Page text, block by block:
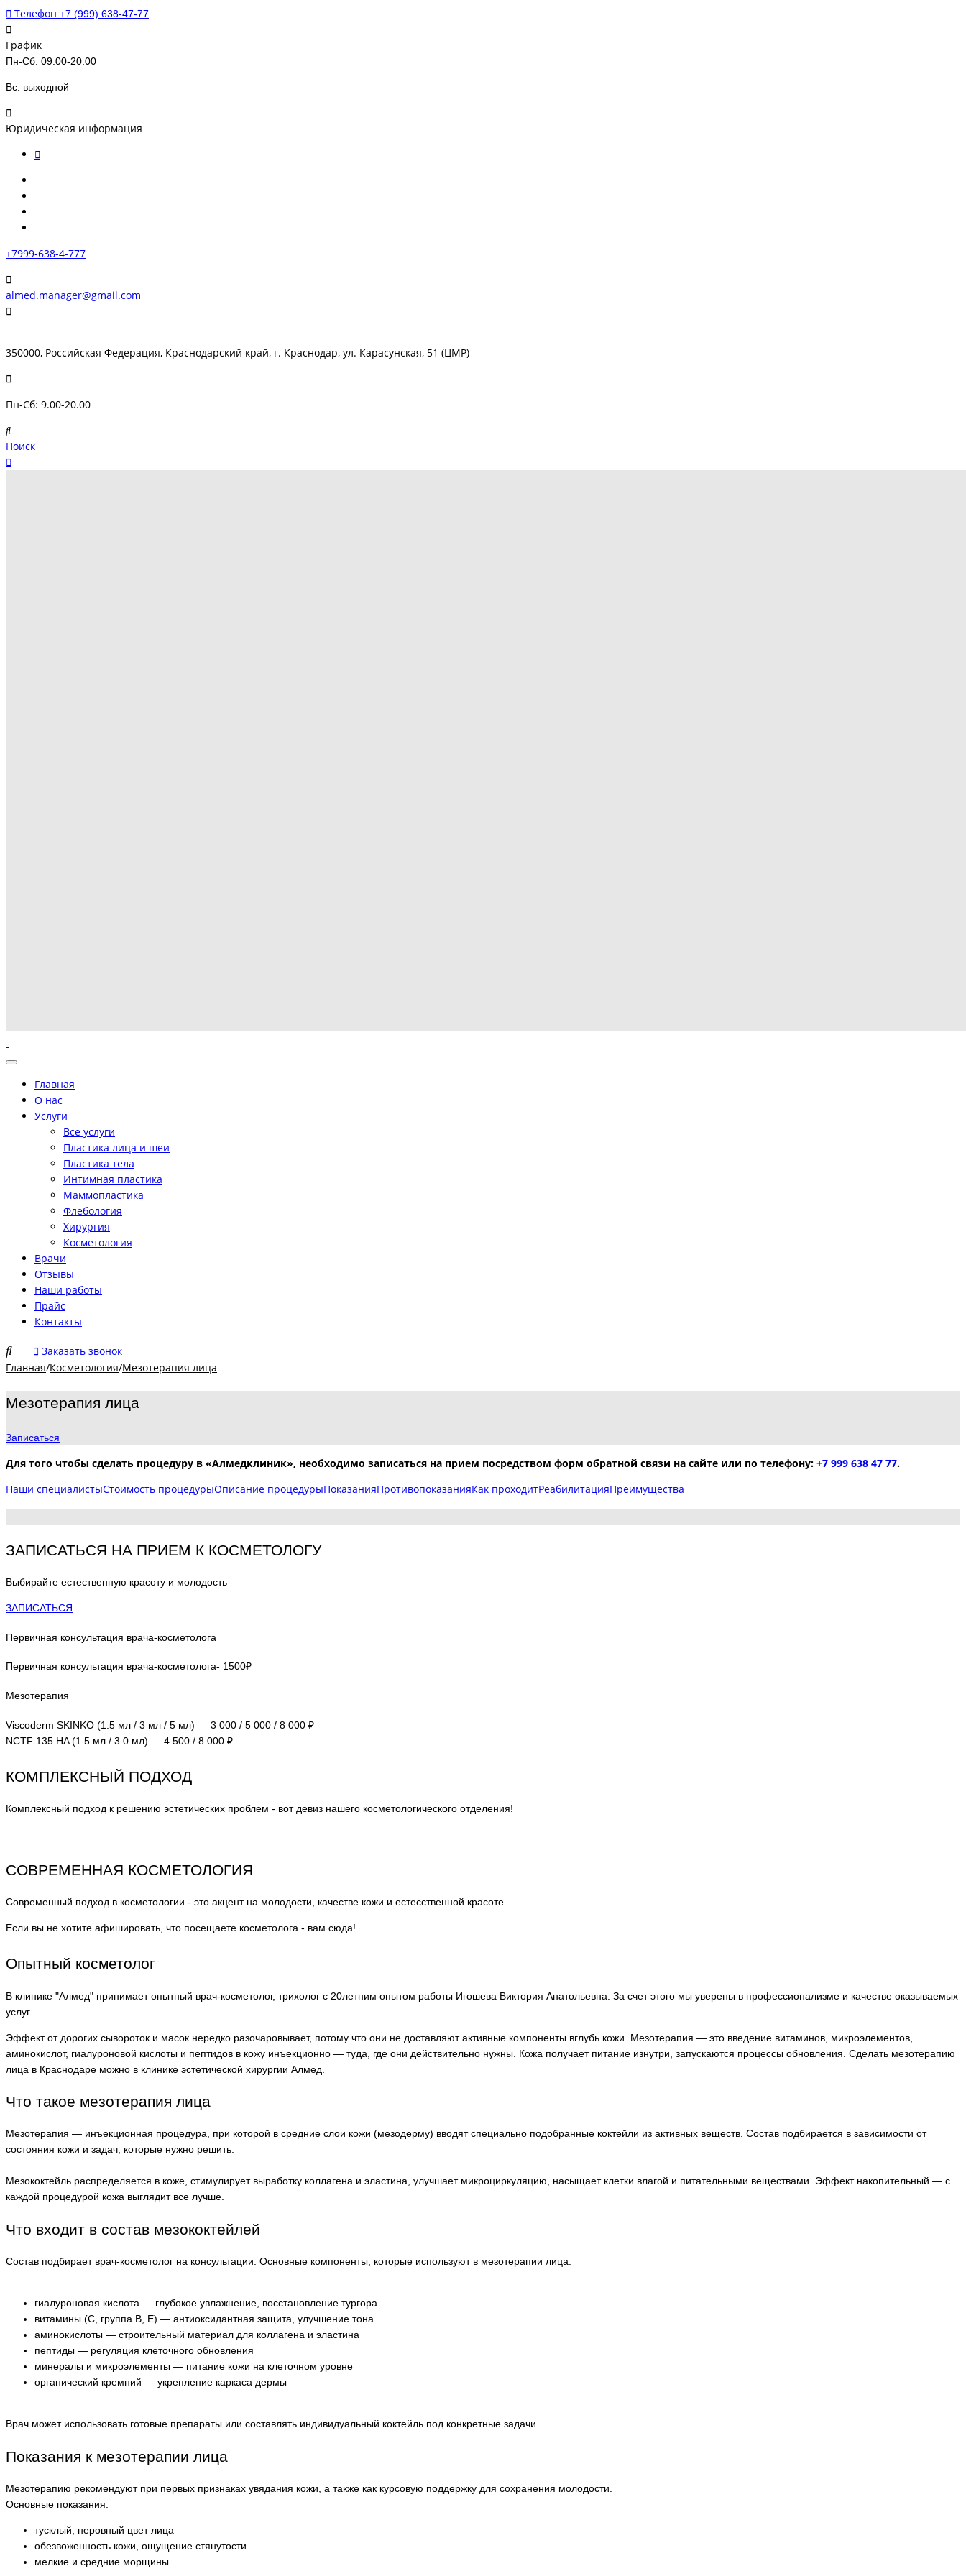
Телефон +7 (999) 638-47-77
График
Пн-Сб: 09:00-20:00
Вс: выходной
Юридическая информация
+7999-638-4-777
almed.manager@gmail.com
350000, Российская Федерация, Краснодарский край, г. Краснодар, ул. Карасунская, 51 (ЦМР)
Пн-Сб: 9.00-20.00
Поиск
Главная
О нас
Услуги
Все услуги
Пластика лица и шеи
Пластика тела
Интимная пластика
Маммопластика
Флебология
Хирургия
Косметология
Врачи
Отзывы
Наши работы
Прайс
Контакты
Заказать звонок
Главная/Косметология/Мезотерапия лица
Мезотерапия лица
Записаться
Для того чтобы сделать процедуру в «Алмедклиник», необходимо записаться на прием посредством форм обратной связи на сайте или по телефону: +7 999 638 47 77.
Наши специалистыСтоимость процедурыОписание процедурыПоказанияПротивопоказанияКак проходитРеабилитацияПреимущества
ЗАПИСАТЬСЯ НА ПРИЕМ К КОСМЕТОЛОГУ
Выбирайте естественную красоту и молодость
ЗАПИСАТЬСЯ
Первичная консультация врача-косметолога
Первичная консультация врача-косметолога- 1500₽
Мезотерапия
Viscoderm SKINKO (1.5 мл / 3 мл / 5 мл) — 3 000 / 5 000 / 8 000 ₽
NCTF 135 HA (1.5 мл / 3.0 мл) — 4 500 / 8 000 ₽
КОМПЛЕКСНЫЙ ПОДХОД
Комплексный подход к решению эстетических проблем - вот девиз нашего косметологического отделения!
СОВРЕМЕННАЯ КОСМЕТОЛОГИЯ
Современный подход в косметологии - это акцент на молодости, качестве кожи и естесственной красоте.
Если вы не хотите афишировать, что посещаете косметолога - вам сюда!
Опытный косметолог
В клинике "Алмед" принимает опытный врач-косметолог, трихолог с 20летним опытом работы Игошева Виктория Анатольевна. За счет этого мы уверены в профессионализме и качестве оказываемых
услуг.
Эффект от дорогих сывороток и масок нередко разочаровывает, потому что они не доставляют активные компоненты вглубь кожи. Мезотерапия — это введение витаминов, микроэлементов,
аминокислот, гиалуроновой кислоты и пептидов в кожу инъекционно — туда, где они действительно нужны. Кожа получает питание изнутри, запускаются процессы обновления. Сделать мезотерапию
лица в Краснодаре можно в клинике эстетической хирургии Алмед.
Что такое мезотерапия лица
Мезотерапия — инъекционная процедура, при которой в средние слои кожи (мезодерму) вводят специально подобранные коктейли из активных веществ. Состав подбирается в зависимости от
состояния кожи и задач, которые нужно решить.
Мезококтейль распределяется в коже, стимулирует выработку коллагена и эластина, улучшает микроциркуляцию, насыщает клетки влагой и питательными веществами. Эффект накопительный — с
каждой процедурой кожа выглядит все лучше.
Что входит в состав мезококтейлей
Состав подбирает врач-косметолог на консультации. Основные компоненты, которые используют в мезотерапии лица:
гиалуроновая кислота — глубокое увлажнение, восстановление тургора
витамины (С, группа В, Е) — антиоксидантная защита, улучшение тона
аминокислоты — строительный материал для коллагена и эластина
пептиды — регуляция клеточного обновления
минералы и микроэлементы — питание кожи на клеточном уровне
органический кремний — укрепление каркаса дермы
Врач может использовать готовые препараты или составлять индивидуальный коктейль под конкретные задачи.
Показания к мезотерапии лица
Мезотерапию рекомендуют при первых признаках увядания кожи, а также как курсовую поддержку для сохранения молодости.
Основные показания:
тусклый, неровный цвет лица
обезвоженность кожи, ощущение стянутости
мелкие и средние морщины